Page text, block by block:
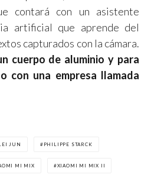
contará con un asistente
artificial que aprende del
capturados con la cámara.
cuerpo de aluminio y para
con una empresa llamada
JUN PHILIPPE STARCK
MI MIX XIAOMI MI MIX II